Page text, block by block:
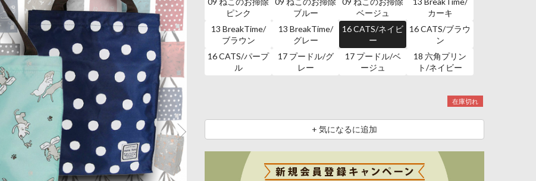
ピンク
ブルー
ベージュ
カーキ
13 BreakTime/
ブラウン
13 BreakTime/
グレー
16 CATS/ネイビ
ー
16 CATS/ブラウ
ン
16 CATS/パープ
ル
17 プードル/グ
レー
17 プードル/ベ
ージュ
18 六角プリン
ト/ネイビー
在庫切れ
+ 気になるに追加